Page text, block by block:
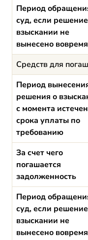
Период
суд, если
взыскании не
вынесено вовремя
Средств для
Период
решения о
с момента
срока уплаты по
требованию
За счет чего
погашается
задолженность
Период
суд, если
взыскании не
вынесено вовремя